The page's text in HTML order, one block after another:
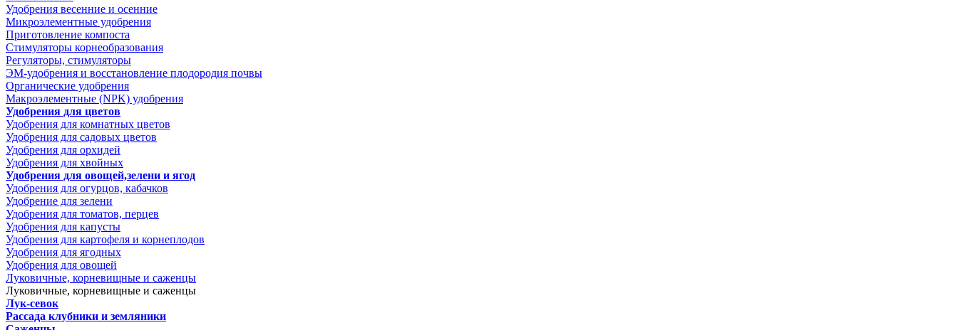
Удобрения весенние и осенние
Микроэлементные удобрения
Приготовление компоста
Стимуляторы корнеобразования
Регуляторы, стимуляторы
ЭМ-удобрения и восстановление плодородия почвы
Органические удобрения
Макроэлементные (NPK) удобрения
Удобрения для цветов
Удобрения для комнатных цветов
Удобрения для садовых цветов
Удобрения для орхидей
Удобрения для хвойных
Удобрения для овощей,зелени и ягод
Удобрения для огурцов, кабачков
Удобрение для зелени
Удобрения для томатов, перцев
Удобрения для капусты
Удобрения для картофеля и корнеплодов
Удобрения для ягодных
Удобрения для овощей
Луковичные, корневищные и саженцы
Луковичные, корневищные и саженцы
Лук-севок
Рассада клубники и земляники